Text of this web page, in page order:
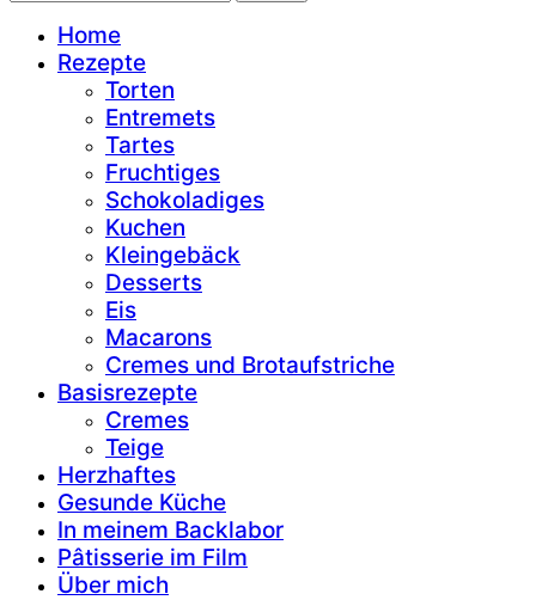
Home
Rezepte
Torten
Entremets
Tartes
Fruchtiges
Schokoladiges
Kuchen
Kleingebäck
Desserts
Eis
Macarons
Cremes und Brotaufstriche
Basisrezepte
Cremes
Teige
Herzhaftes
Gesunde Küche
In meinem Backlabor
Pâtisserie im Film
Über mich